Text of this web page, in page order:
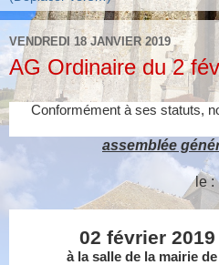
VENDREDI 18 JANVIER 2019
AG Ordinaire du 2
Conformément à ses statuts,
assemblée
le :
02 février
à la salle de la mairie